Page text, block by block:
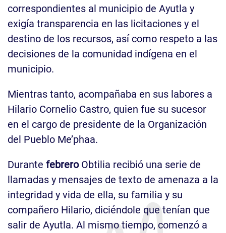
correspondientes al municipio de Ayutla y
exigía transparencia en las licitaciones y el
destino de los recursos, así como respeto a las
decisiones de la comunidad indígena en el
municipio.
Mientras tanto, acompañaba en sus labores a
Hilario Cornelio Castro, quien fue su sucesor
en el cargo de presidente de la Organización
del Pueblo Me’phaa.
Durante febrero Obtilia recibió una serie de
llamadas y mensajes de texto de amenaza a la
integridad y vida de ella, su familia y su
compañero Hilario, diciéndole que tenían que
salir de Ayutla. Al mismo tiempo, comenzó a